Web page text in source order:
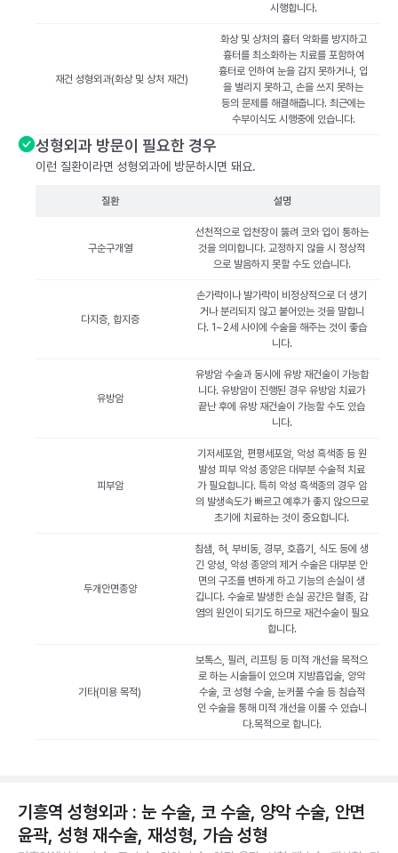
시행합니다.
재건 성형외과(화상 및 상처 재건)
화상 및 상처의 흉터 악화를 방지하고
흉터를 최소화하는 치료를 포함하여
흉터로 인하여 눈을 감지 못하거나, 입
을 벌리지 못하고, 손을 쓰지 못하는
등의 문제를 해결해줍니다. 최근에는
수부이식도 시행중에 있습니다.
성형외과 방문이 필요한 경우
이런 질환이라면 성형외과에 방문하시면 돼요.
질환 설명
구순구개열
선천적으로 입천장이 뚫려 코와 입이 통하는
것을 의미합니다. 교정하지 않을 시 정상적
으로 발음하지 못할 수도 있습니다.
다지증, 합지증
손가락이나 발가락이 비정상적으로 더 생기
거나 분리되지 않고 붙어있는 것을 말합니
다. 1~2세 사이에 수술을 해주는 것이 좋습
니다.
유방암
유방암 수술과 동시에 유방 재건술이 가능합
니다. 유방암이 진행된 경우 유방암 치료가
끝난 후에 유방 재건술이 가능할 수도 있습
니다.
피부암
기저세포암, 편평세포암, 악성 흑색종 등 원
발성 피부 악성 종양은 대부분 수술적 치료
가 필요합니다. 특히 악성 흑색종의 경우 암
의 발생속도가 빠르고 예후가 좋지 않으므로
초기에 치료하는 것이 중요합니다.
두개안면종양
침샘, 혀, 부비동, 경부, 호흡기, 식도 등에 생
긴 양성, 악성 종양의 제거 수술은 대부분 안
면의 구조를 변하게 하고 기능의 손실이 생
깁니다. 수술로 발생한 손실 공간은 혈종, 감
염의 원인이 되기도 하므로 재건수술이 필요
합니다.
기타(미용 목적)
보톡스, 필러, 리프팅 등 미적 개선을 목적으
로 하는 시술들이 있으며 지방흡입술, 양악
수술, 코 성형 수술, 눈커풀 수술 등 침습적
인 수술을 통해 미적 개선을 이룰 수 있습니
다.목적으로 합니다.
기흥역 성형외과 : 눈 수술, 코 수술, 양악 수술, 안면
윤곽, 성형 재수술, 재성형, 가슴 성형